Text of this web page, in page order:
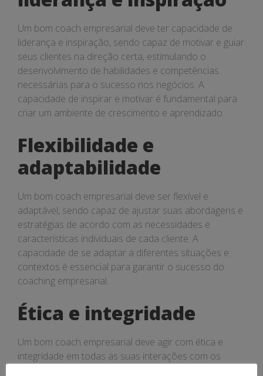
Um bom coach empresarial deve ter capacidade de
liderança e inspiração, sendo capaz de motivar e guiar
seus clientes na direção certa, estimulando o
desenvolvimento de habilidades e competências
necessárias para o sucesso nos negócios. A
capacidade de inspirar e motivar é fundamental para
criar um ambiente de crescimento e aprendizado.
Flexibilidade e
adaptabilidade
Um bom coach empresarial deve ser flexível e
adaptável, sendo capaz de ajustar suas abordagens e
estratégias de acordo com as necessidades e
características individuais de cada cliente. A
capacidade de se adaptar a diferentes situações e
contextos é essencial para garantir o sucesso do
coaching empresarial.
Ética e integridade
Um bom coach empresarial deve agir com ética e
integridade em todas as suas interações com os